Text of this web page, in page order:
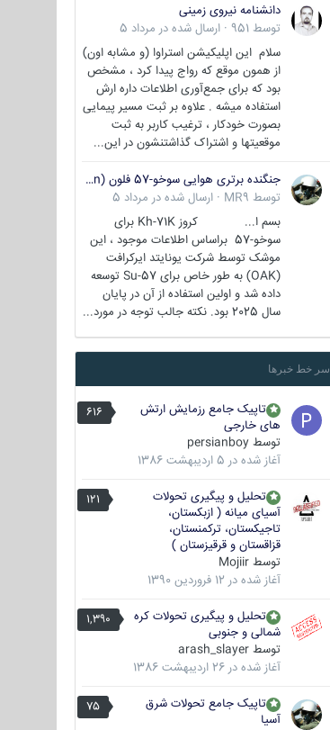
دانشنامه نیروی زمینی
توسط 951
· ارسال شده در مرداد 5
سلام این اپلیکیشن استراوا (و مشابه اون)
از همون موقع که رواج پیدا کرد ، مشخص
بود که برای جمع‌آوری اطلاعات داره ارش
استفاده میشه . علاوه بر ثبت مسیر پیمایی
بصورت خودکار ، ترغیب کاربر به ثبت
موقعیتها و اشتراک‌ گذاشتنشون در این...
جنگنده برتری هوایی سوخو-57 فلون (Su-57/Felon)
توسط MR9
· ارسال شده در مرداد 5
بسم ا... کروز Kh-71K برای
سوخو-57 براساس اطلاعات موجود ، این
موشک توسط شرکت یونایتد ایرکرافت
(OAK) به طور خاص برای Su-57 توسعه
داده شد و اولین استفاده از آن در پایان
سال 2025 بود. نکته جالب توجه در مورد...
سر خط خبرها
616
تاپیک جامع رزمایش ارتش
های خارجی
توسط persianboy
آغاز شده در 5 اردیبهشت 1386
121
تحلیل و پیگیری تحولات
آسیای میانه ( ازبکستان،
تاجیکستان، ترکمنستان،
قزاقستان و قرقیزستان )
توسط Mojiir
آغاز شده در 12 فروردین 1390
1,390
تحلیل و پیگیری تحولات کره
شمالی و جنوبی
توسط arash_slayer
آغاز شده در 26 اردیبهشت 1386
75
تاپیک جامع تحولات شرق
آسیا